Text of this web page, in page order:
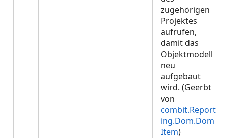
zugehörigen
Projektes
aufrufen,
damit das
Objektmodell
neu
aufgebaut
wird. (Geerbt
von
combit.Report
ing.Dom.Dom
Item)